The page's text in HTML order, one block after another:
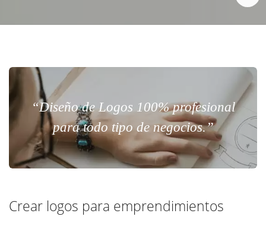
“Diseño de Logos 100% profesional
para todo tipo de negocios.”
Crear logos para emprendimientos